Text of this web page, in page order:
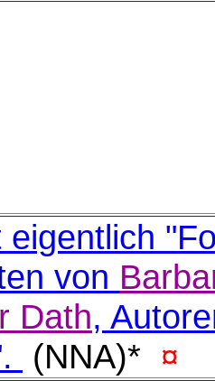
eigentlich
von
Dath,
(NNA)* ¤